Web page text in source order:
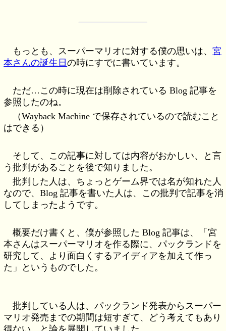
もっとも、スーパーマリオに対する僕の思いは、宮
本さんの誕生日の時にすでに書いています。
ただ…この時に現在は削除されている Blog 記事を
参照したのね。
（Wayback Machine で保存されているので読むこと
はできる）
そして、この記事に対しては内容がおかしい、と言
う批判があることを後で知りました。
批判した人は、ちょっとゲーム界では名が知れた人
なので、Blog 記事を書いた人は、この批判で記事を消
してしまったようです。
概要だけ書くと、僕が参照した Blog 記事は、「宮
本さんはスーパーマリオを作る際に、パックランドを
研究して、より面白くするアイディアを加えて作っ
た」というものでした。
批判している人は、パックランド発表からスーパー
マリオ発売までの期間は短すぎて、どう考えてもあり
得ない、と論を展開していました。